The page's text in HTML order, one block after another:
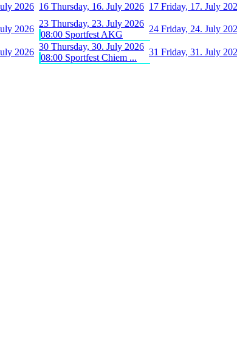
2026 16 Thursday, 16. July 2026 17 Friday, 17. July
2026
23 Thursday, 23. July 2026
08:00 Sportfest AKG
24 Friday, 24. July
2026
30 Thursday, 30. July 2026
08:00 Sportfest Chiem ...
31 Friday, 31. July